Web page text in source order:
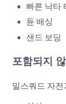
빠른 낙타
듄 배싱
샌드 보딩
포함되지
밀스쿼드 자전